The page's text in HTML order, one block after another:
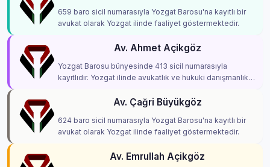
659 baro sicil numarasıyla Yozgat Barosu'na kayıtlı bir
avukat olarak Yozgat ilinde faaliyet göstermektedir.
Av. Ahmet Açikgöz
Yozgat Barosu bünyesinde 413 sicil numarasıyla
kayıtlıdır. Yozgat ilinde avukatlık ve hukuki danışmanlık
Av. Çağri Büyükgöz
624 baro sicil numarasıyla Yozgat Barosu'na kayıtlı bir
avukat olarak Yozgat ilinde faaliyet göstermektedir.
Av. Emrullah Açikgöz